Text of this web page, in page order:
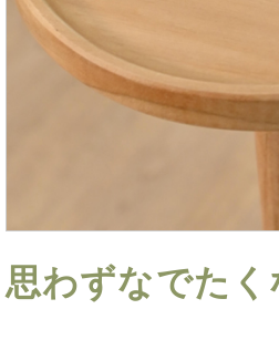
思わずなでた